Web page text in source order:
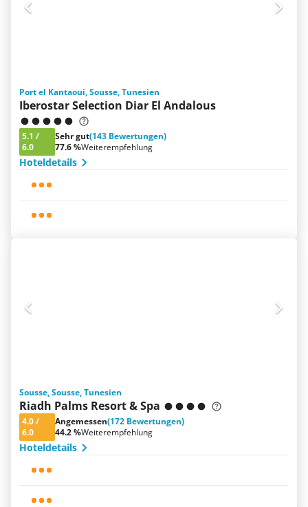
Port el Kantaoui, Sousse, Tunesien
Iberostar Selection Diar El Andalous
5.1 /
6.0
Sehr gut(143 Bewertungen)
77.6 %Weiterempfehlung
Hoteldetails
Sousse, Sousse, Tunesien
Riadh Palms Resort & Spa
4.0/
6.0
Angemessen(172 Bewertungen)
44.2 %Weiterempfehlung
Hoteldetails